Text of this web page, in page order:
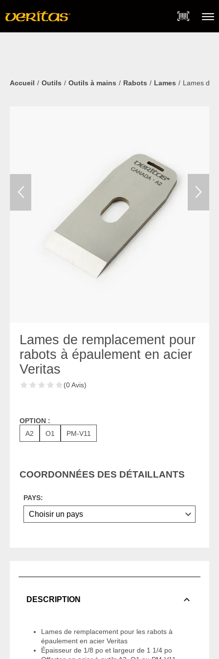
content
Accueil Outils Outils à mains Rabots Lames Lames de
Lames de remplacement pour
rabots à épaulement en acier
Veritas
(0 Avis)
OPTION :
A2
O1 PM-V11
COORDONNÉES DES DÉTAILLANTS
PAYS:
DESCRIPTION
Lames de remplacement pour les rabots à
épaulement en acier Veritas
Épaisseur de 1/8 po et largeur de 1 1/4 po